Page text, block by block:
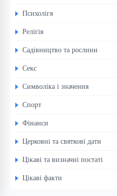
Психолігя
Релігія
Садівництво та рослини
Секс
Символіка і значення
Спорт
Фінанси
Церковні та святкові дати
Цікаві та визначні постаті
Цікаві факти